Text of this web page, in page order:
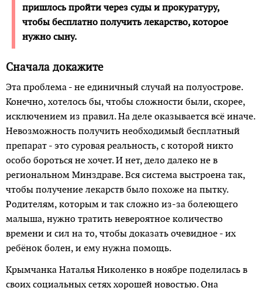
пришлось пройти через суды и прокуратуру,
чтобы бесплатно получить лекарст­во, которое
нужно сыну.
Сначала докажите
Эта проблема - не единичный случай на полуострове.
Конечно, хотелось бы, чтобы сложности были, скорее,
исключением из правил. На деле оказывается всё иначе.
Невозможность получить необходимый бесплатный
препарат - это суровая реальность, с которой никто
особо бороться не хочет. И нет, дело далеко не в
региональном Минздраве. Вся система выстроена так,
чтобы получение лекарств было похоже на пытку.
Родителям, которым и так сложно из-за болеющего
малыша, нужно тратить невероятное количество
времени и сил на то, чтобы доказать очевидное - их
ребёнок болен, и ему нужна помощь.
Крымчанка Наталья Николенко в ноябре поделилась в
своих социальных сетях хорошей новостью. Она